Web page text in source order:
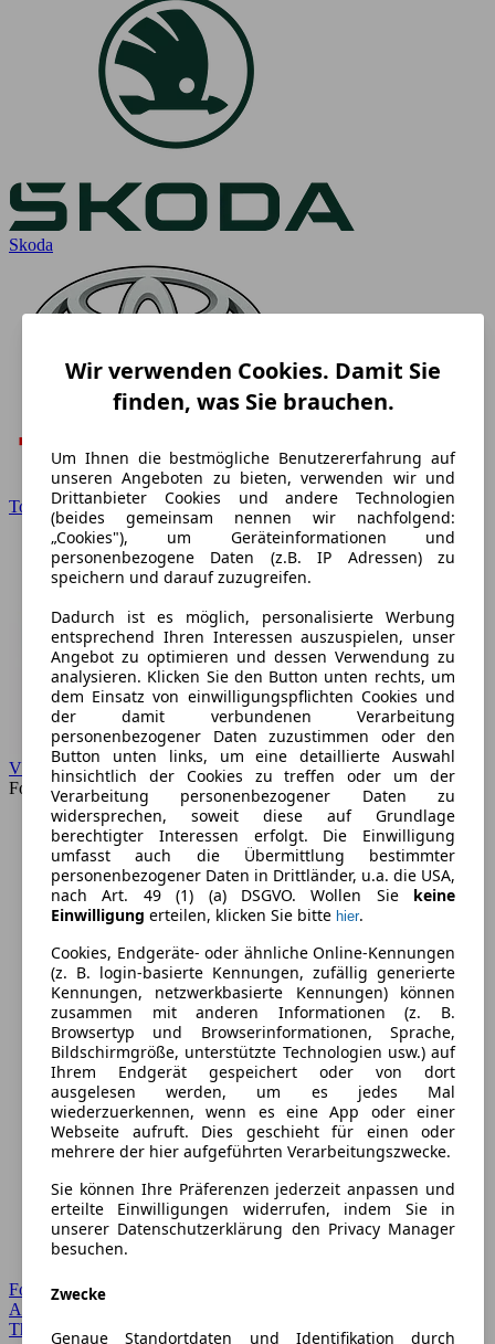
Skoda
Toyota
VW
Forum
Forum Startseite
Alle Auto-Foren
Themen-Forum
Wir verwenden Cookies. Damit Sie
finden, was Sie brauchen.
Um Ihnen die bestmögliche Benutzererfahrung auf
unseren Angeboten zu bieten, verwenden wir und
Drittanbieter Cookies und andere Technologien
(beides gemeinsam nennen wir nachfolgend:
„Cookies"), um Geräteinformationen und
personenbezogene Daten (z.B. IP Adressen) zu
speichern und darauf zuzugreifen.
Dadurch ist es möglich, personalisierte Werbung
entsprechend Ihren Interessen auszuspielen, unser
Angebot zu optimieren und dessen Verwendung zu
analysieren. Klicken Sie den Button unten rechts, um
dem Einsatz von einwilligungspflichten Cookies und
der damit verbundenen Verarbeitung
personenbezogener Daten zuzustimmen oder den
Button unten links, um eine detaillierte Auswahl
hinsichtlich der Cookies zu treffen oder um der
Verarbeitung personenbezogener Daten zu
widersprechen, soweit diese auf Grundlage
berechtigter Interessen erfolgt. Die Einwilligung
umfasst auch die Übermittlung bestimmter
personenbezogener Daten in Drittländer, u.a. die USA,
nach Art. 49 (1) (a) DSGVO. Wollen Sie keine
Einwilligung erteilen, klicken Sie bitte hier.
Cookies, Endgeräte- oder ähnliche Online-Kennungen
(z. B. login-basierte Kennungen, zufällig generierte
Kennungen, netzwerkbasierte Kennungen) können
zusammen mit anderen Informationen (z. B.
Browsertyp und Browserinformationen, Sprache,
Bildschirmgröße, unterstützte Technologien usw.) auf
Ihrem Endgerät gespeichert oder von dort
ausgelesen werden, um es jedes Mal
wiederzuerkennen, wenn es eine App oder einer
Webseite aufruft. Dies geschieht für einen oder
mehrere der hier aufgeführten Verarbeitungszwecke.
Sie können Ihre Präferenzen jederzeit anpassen und
erteilte Einwilligungen widerrufen, indem Sie in
unserer Datenschutzerklärung den Privacy Manager
besuchen.
Zwecke
Genaue Standortdaten und Identifikation durch